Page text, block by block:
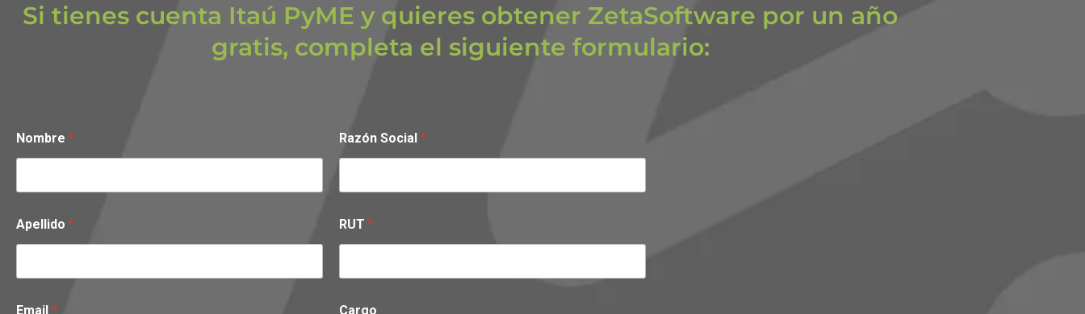
Si tienes cuenta Itaú PyME y quieres obtener ZetaSoftware por un año
gratis, completa el siguiente formulario:
Nombre *
Apellido *
Email *
Razón Social *
RUT *
Cargo